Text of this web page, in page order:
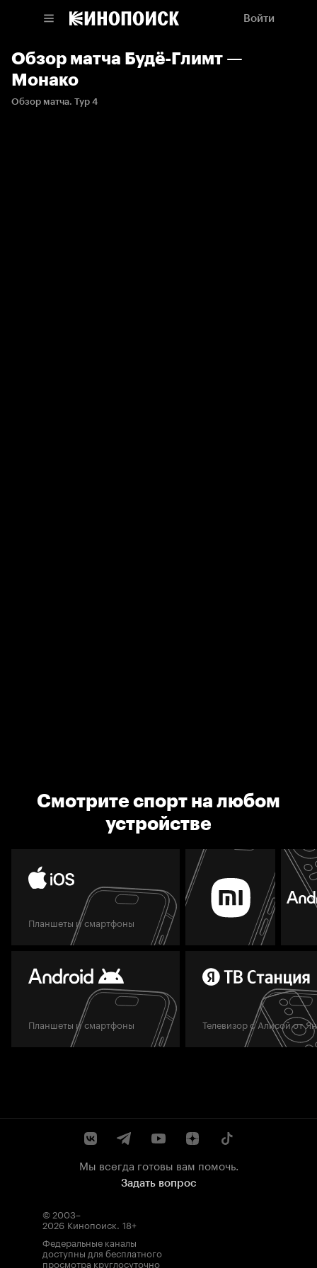
Войти
Обзор матча Будё-Глимт —
Монако
Обзор матча. Тур 4
Смотрите спорт на любом
устройстве
Планшеты и смартфоны
Планшеты и смартфоны Телевизор с Алисой от
Мы всегда готовы вам помочь.
Задать вопрос
© 2003–
2026 Кинопоиск. 18+
Федеральные каналы
доступны для бесплатного
просмотра круглосуточно